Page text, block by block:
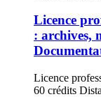
Licence
: archives,
Licence
60 crédits